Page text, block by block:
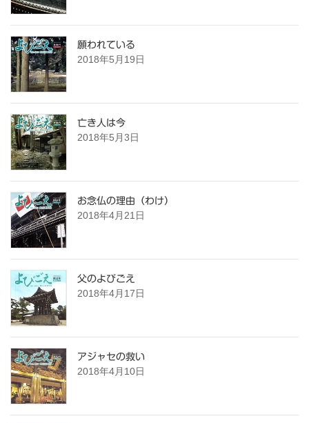
願われている
2018年5月19日
亡き人は今
2018年5月3日
お念仏の理由（わけ）
2018年4月21日
父のよびごえ
2018年4月17日
アジャセの救い
2018年4月10日